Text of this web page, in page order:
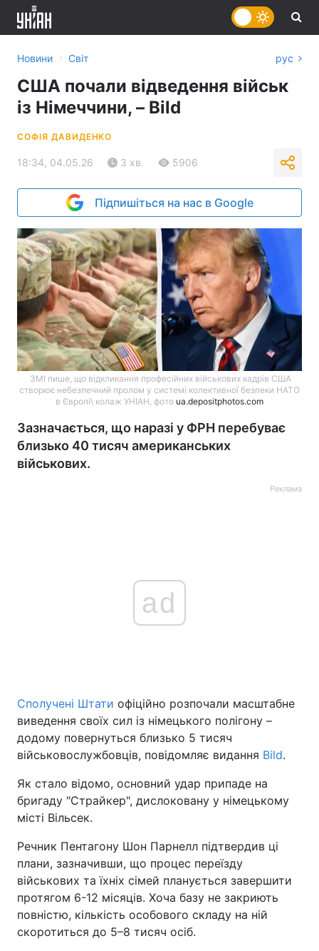
Головна Війна
Політика
Економіка Світ
Наука
Техно і зв'язок
Здоров'я Туризм
Цікавинки Погода
Новини › Світ рус
США почали відведення військ
із Німеччини, – Bild
СОФІЯ ДАВИДЕНКО
18:34, 04.05.26 3 хв. 5906
Підпишіться на нас в Google
ЗМІ пише, що відкликання професійних військових кадрів США
створює небезпечний пролом у системі колективної безпеки НАТО
в Європі\ колаж УНІАН, фото ua.depositphotos.com
Зазначається, що наразі у ФРН перебуває
близько 40 тисяч американських
військових.
Реклама
ad
Сполучені Штати офіційно розпочали масштабне
виведення своїх сил із німецького полігону –
додому повернуться близько 5 тисяч
військовослужбовців, повідомляє видання Bild.
Як стало відомо, основний удар припаде на
бригаду "Страйкер", дислоковану у німецькому
місті Вільсек.
Речник Пентагону Шон Парнелл підтвердив ці
плани, зазначивши, що процес переїзду
військових та їхніх сімей планується завершити
протягом 6-12 місяців. Хоча базу не закриють
повністю, кількість особового складу на ній
скоротиться до 5–8 тисяч осіб.